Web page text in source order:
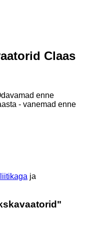
Claas
enne
- vanemad enne
ja